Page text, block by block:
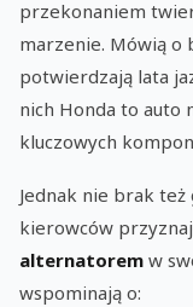
przekonaniem
marzenie. Mówią o
potwierdzają lata
nich Honda to auto
kluczowych
Jednak nie brak też
kierowców
alternatorem w
wspominają o: